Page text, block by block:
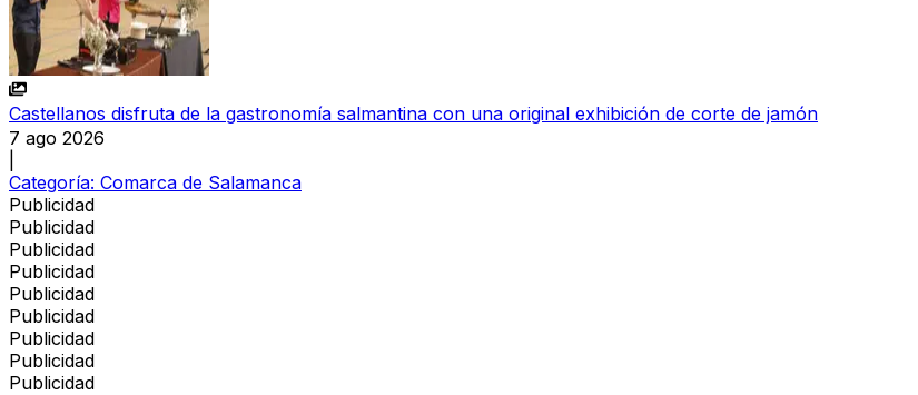
Castellanos disfruta de la gastronomía salmantina con una original exhibición de corte de jamón
7 ago 2026
Categoría: Comarca de Salamanca
Publicidad
Publicidad
Publicidad
Publicidad
Publicidad
Publicidad
Publicidad
Publicidad
Publicidad